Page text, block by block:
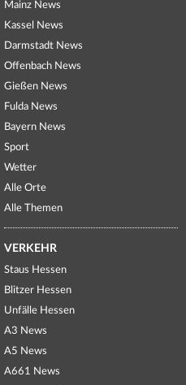
Mainz News
Kassel News
Darmstadt News
Offenbach News
Gießen News
Fulda News
Bayern News
Sport
Wetter
Alle Orte
Alle Themen
VERKEHR
Staus Hessen
Blitzer Hessen
Unfälle Hessen
A3 News
A5 News
A661 News